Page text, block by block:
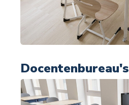
Docentenbureau's